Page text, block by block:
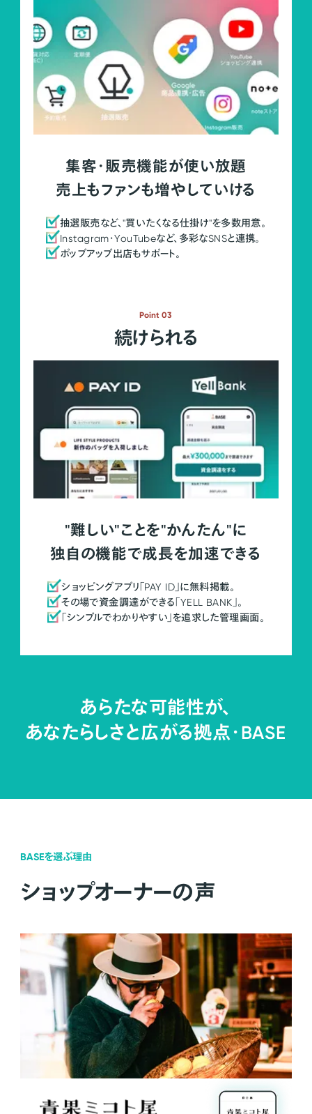
集客・販売機能が使い放題
売上もファンも増やしていける
抽選販売など、"買いたくなる仕掛け"を多数用意。
Instagram・YouTubeなど、多彩なSNSと連携。
ポップアップ出店もサポート。
Point 03
続けられる
"難しい"ことを"かんたん"に
独自の機能で成長を加速できる
ショッピングアプリ「PAY ID」に無料掲載。
その場で資金調達ができる「YELL BANK」。
「シンプルでわかりやすい」を追求した管理画面。
あらたな可能性が、
あなたらしさと広がる拠点・BASE
BASEを選ぶ理由
ショップオーナーの声